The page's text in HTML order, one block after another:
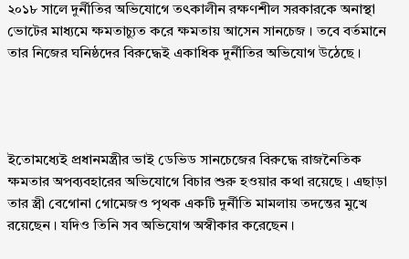
২০১৮ সালে দুর্নীতির অভিযোগে তৎকালীন রক্ষণশীল সরকারকে অনাস্থা
ভোটের মাধ্যমে ক্ষমতাচ্যুত করে ক্ষমতায় আসেন সানচেজ। তবে বর্তমানে
তার নিজের ঘনিষ্ঠদের বিরুদ্ধেই একাধিক দুর্নীতির অভিযোগ উঠেছে।
ইতোমধ্যেই প্রধানমন্ত্রীর ভাই ডেভিড সানচেজের বিরুদ্ধে রাজনৈতিক
ক্ষমতার অপব্যবহারের অভিযোগে বিচার শুরু হওয়ার কথা রয়েছে। এছাড়া
তার স্ত্রী বেগোনা গোমেজও পৃথক একটি দুর্নীতি মামলায় তদন্তের মুখে
রয়েছেন। যদিও তিনি সব অভিযোগ অস্বীকার করেছেন।